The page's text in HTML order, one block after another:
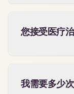
您接受医疗
我需要多少